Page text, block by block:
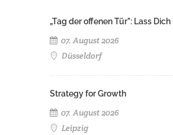
„Tag der offenen Tür": Lass
07. August 2026
Düsseldorf
Strategy for Growth
07. August 2026
Leipzig